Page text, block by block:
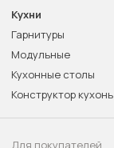
Кухни
Гарнитуры
Модульные
Кухонные столы
Конструктор кухонь
Для покупателей